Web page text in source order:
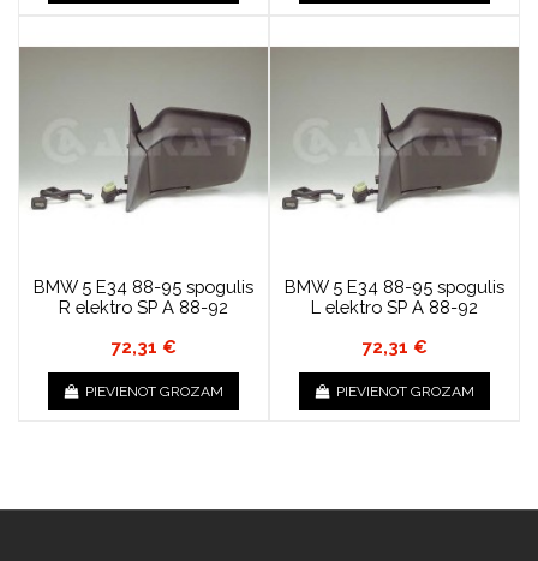
BMW 5 E34 88-95 spogulis
R elektro SP A 88-92
72,31 €
PIEVIENOT GROZAM
BMW 5 E34 88-95 spogulis
L elektro SP A 88-92
72,31 €
PIEVIENOT GROZAM